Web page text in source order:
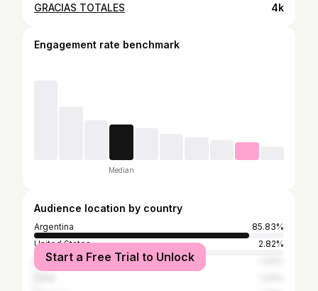
GRACIAS TOTALES 4k
Engagement rate benchmark
Median
Audience location by country
Argentina
85.83%
United States
2.82%
Brazil
Start a Free Trial to Unlock